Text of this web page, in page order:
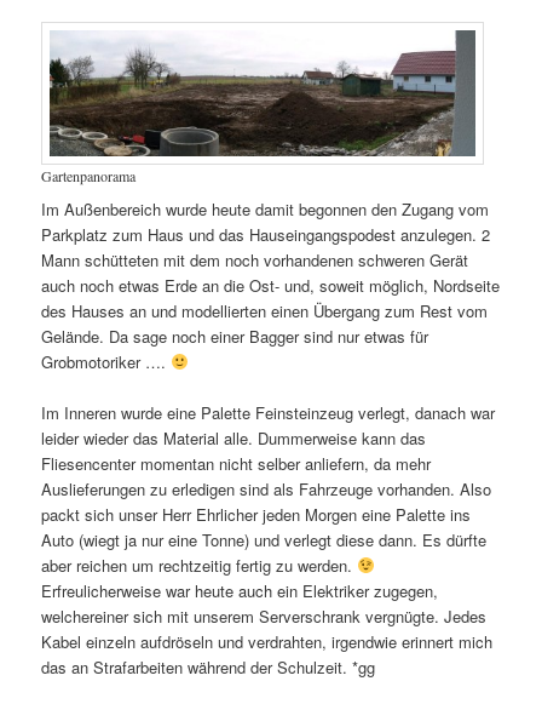
Gartenpanorama
Im Außenbereich wurde heute damit begonnen den Zugang vom
Parkplatz zum Haus und das Hauseingangspodest anzulegen. 2
Mann schütteten mit dem noch vorhandenen schweren Gerät
auch noch etwas Erde an die Ost- und, soweit möglich, Nordseite
des Hauses an und modellierten einen Übergang zum Rest vom
Gelände. Da sage noch einer Bagger sind nur etwas für
Grobmotoriker ….
Im Inneren wurde eine Palette Feinsteinzeug verlegt, danach war
leider wieder das Material alle. Dummerweise kann das
Fliesencenter momentan nicht selber anliefern, da mehr
Auslieferungen zu erledigen sind als Fahrzeuge vorhanden. Also
packt sich unser Herr Ehrlicher jeden Morgen eine Palette ins
Auto (wiegt ja nur eine Tonne) und verlegt diese dann. Es dürfte
aber reichen um rechtzeitig fertig zu werden.
Erfreulicherweise war heute auch ein Elektriker zugegen,
welchereiner sich mit unserem Serverschrank vergnügte. Jedes
Kabel einzeln aufdröseln und verdrahten, irgendwie erinnert mich
das an Strafarbeiten während der Schulzeit. *gg